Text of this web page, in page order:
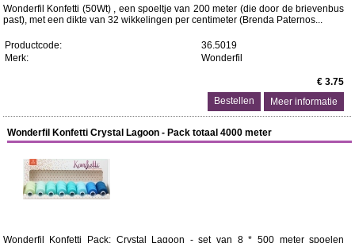
Wonderfil Konfetti (50Wt) , een spoeltje van 200 meter (die door de brievenbus
past), met een dikte van 32 wikkelingen per centimeter (Brenda Paternos...
Productcode:
36.5019
Merk:
Wonderfil
€ 3.75
Meer informatie
Wonderfil Konfetti Crystal Lagoon - Pack totaal 4000 meter
Wonderfil Konfetti Pack: Crystal Lagoon - set van 8 * 500 meter spoelen